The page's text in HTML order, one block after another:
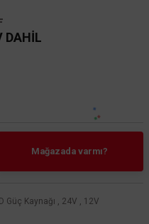
DAHİL
Mağazada varmı?
Güç Kaynağı , 24V , 12V